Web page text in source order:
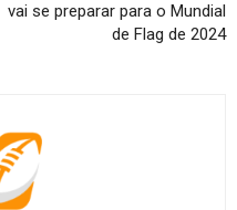
vai se preparar para o Mundial
de Flag de 2024